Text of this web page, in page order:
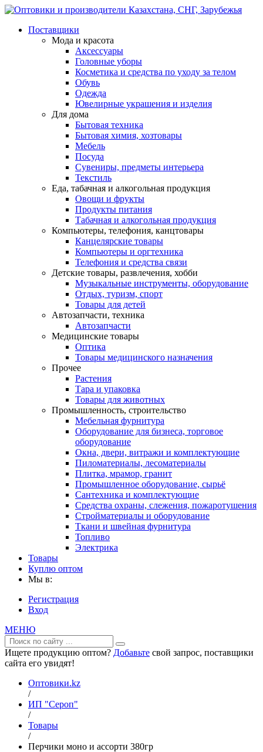
Поставщики
Мода и красота
Аксессуары
Головные уборы
Косметика и средства по уходу за телом
Обувь
Одежда
Ювелирные украшения и изделия
Для дома
Бытовая техника
Бытовая химия, хозтовары
Мебель
Посуда
Сувениры, предметы интерьера
Текстиль
Еда, табачная и алкогольная продукция
Овощи и фрукты
Продукты питания
Табачная и алкогольная продукция
Компьютеры, телефония, канцтовары
Канцелярские товары
Компьютеры и оргтехника
Телефония и средства связи
Детские товары, развлечения, хобби
Музыкальные инструменты, оборудование
Отдых, туризм, спорт
Товары для детей
Автозапчасти, техника
Автозапчасти
Медицинские товары
Оптика
Товары медицинского назначения
Прочее
Растения
Тара и упаковка
Товары для животных
Промышленность, строительство
Мебельная фурнитура
Оборудование для бизнеса, торговое
оборудование
Окна, двери, витражи и комплектующие
Пиломатериалы, лесоматериалы
Плитка, мрамор, гранит
Промышленное оборудование, сырьё
Сантехника и комплектующие
Средства охраны, слежения, пожаротушения
Стройматериалы и оборудование
Ткани и швейная фурнитура
Топливо
Электрика
Товары
Куплю оптом
Мы в:
Регистрация
Вход
МЕНЮ
Ищете продукцию оптом? Добавьте свой запрос, поставщики
сайта его увидят!
Оптовики.kz
/
ИП "Сероп"
/
Товары
/
Перчики моно и ассорти 380гр